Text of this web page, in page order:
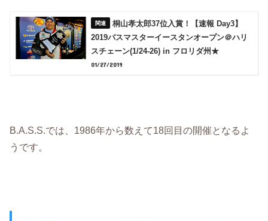
桐山孝太郎37位入賞！【速報 Day3】
2019バスマスターイースタンオープン＠ハリ
スチェーン(1/24-26) in フロリダ州★
01/27/2019
B.A.S.S.では、1986年から数えて18回目の開催となるよ
うです。